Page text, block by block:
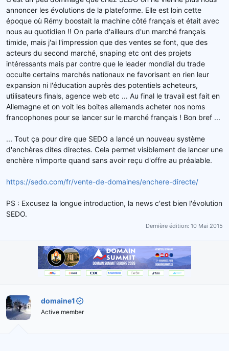
l
a
d
i
s
c
u
s
s
annoncer les évolutions de la plateforme. Elle est loin cette
époque où Rémy boostait la machine côté français et était avec
nous au quotidien !! On parle d'ailleurs d'un marché français
timide, mais j'ai l'impression que des ventes se font, que des
acteurs du second marché, snaping etc ont des projets
intéressants mais par contre que le leader mondial du trade
occulte certains marchés nationaux ne favorisant en rien leur
expansion ni l'éducation auprès des potentiels acheteurs,
utilisateurs finals, agence web etc ... Au final le travail est fait en
Allemagne et on voit les boites allemands acheter nos noms
francophones pour se lancer sur le marché français ! Bon bref ...
... Tout ça pour dire que SEDO a lancé un nouveau système
d'enchères dites directes. Cela permet visiblement de lancer une
enchère n'importe quand sans avoir reçu d'offre au préalable.
https://sedo.com/fr/vente-de-domaines/enchere-directe/
PS : Excusez la longue introduction, la news c'est bien l'évolution
SEDO.
Dernière édition: 10 Mai 2015
domaine1
Active member